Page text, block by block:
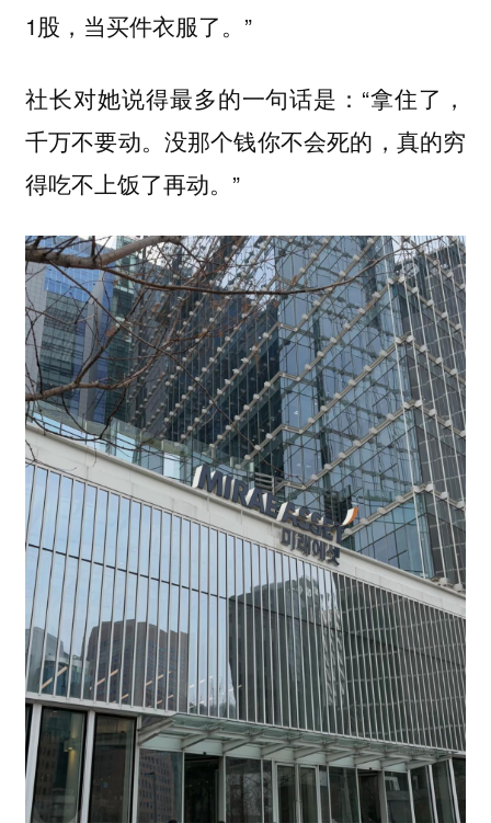
1股，当买件衣服了。”
社长对她说得最多的一句话是：“拿住了，
千万不要动。没那个钱你不会死的，真的穷
得吃不上饭了再动。”